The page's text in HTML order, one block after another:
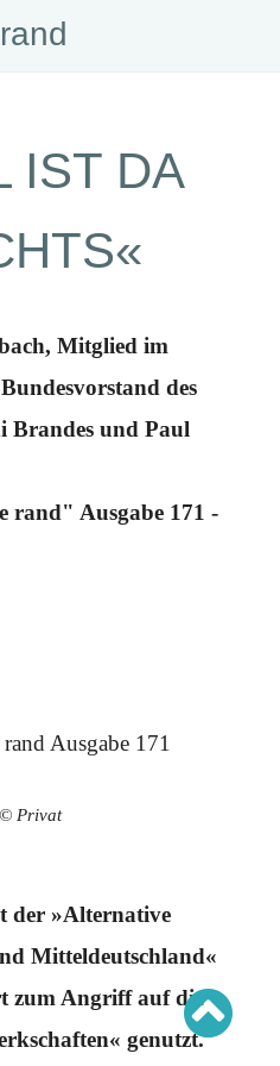
Trump
rand
IST DA
Mitglied im
des
Brandes und Paul
rand" Ausgabe 171 -
Privat
der »Alternative
Mitteldeutschland«
Angriff auf die
genutzt.